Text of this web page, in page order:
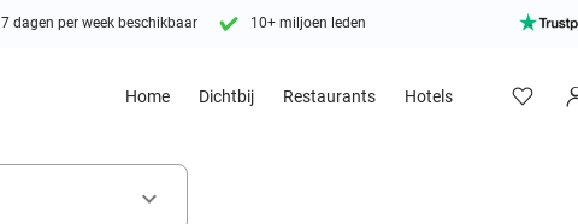
7 dagen per week beschikbaar 10+ miljoen leden
Home Dichtbij Restaurants Hotels
keyboard_arrow_down